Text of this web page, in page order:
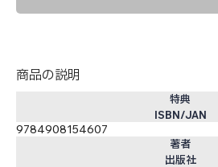
商品の説明
特典
ISBN/JAN
9784908154607
著者
出版社